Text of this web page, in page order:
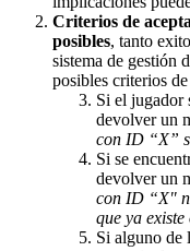
Criterios de
posibles, tanto
sistema de gestión
posibles criterios
Si el jugador
devolver un
con ID “X”
Si se
devolver un
con ID “X"
que ya
Si alguno de